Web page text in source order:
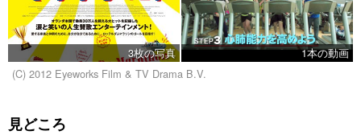
3枚の写真
1本の動画
(C) 2012 Eyeworks Film & TV Drama B.V.
見どころ